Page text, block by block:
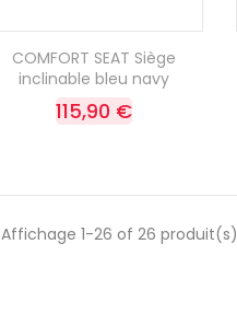
COMFORT SEAT Siège
inclinable bleu navy
115,90 €
Affichage 1-26 of 26 produit(s)